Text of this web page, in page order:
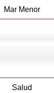
Mar Menor
Salud